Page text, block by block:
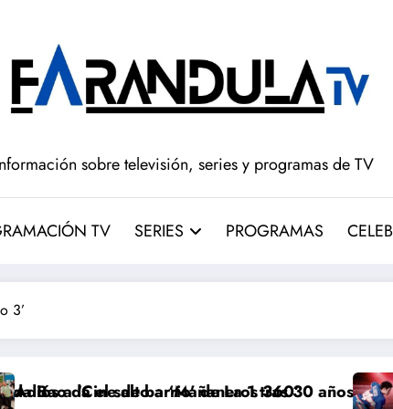
sobre televisión, series y programas de TV
TV SERIES PROGRAMAS
3’
360’
de La 1 tras 30 años: RTVE cambia su gran clásico
‘Más que rivales’